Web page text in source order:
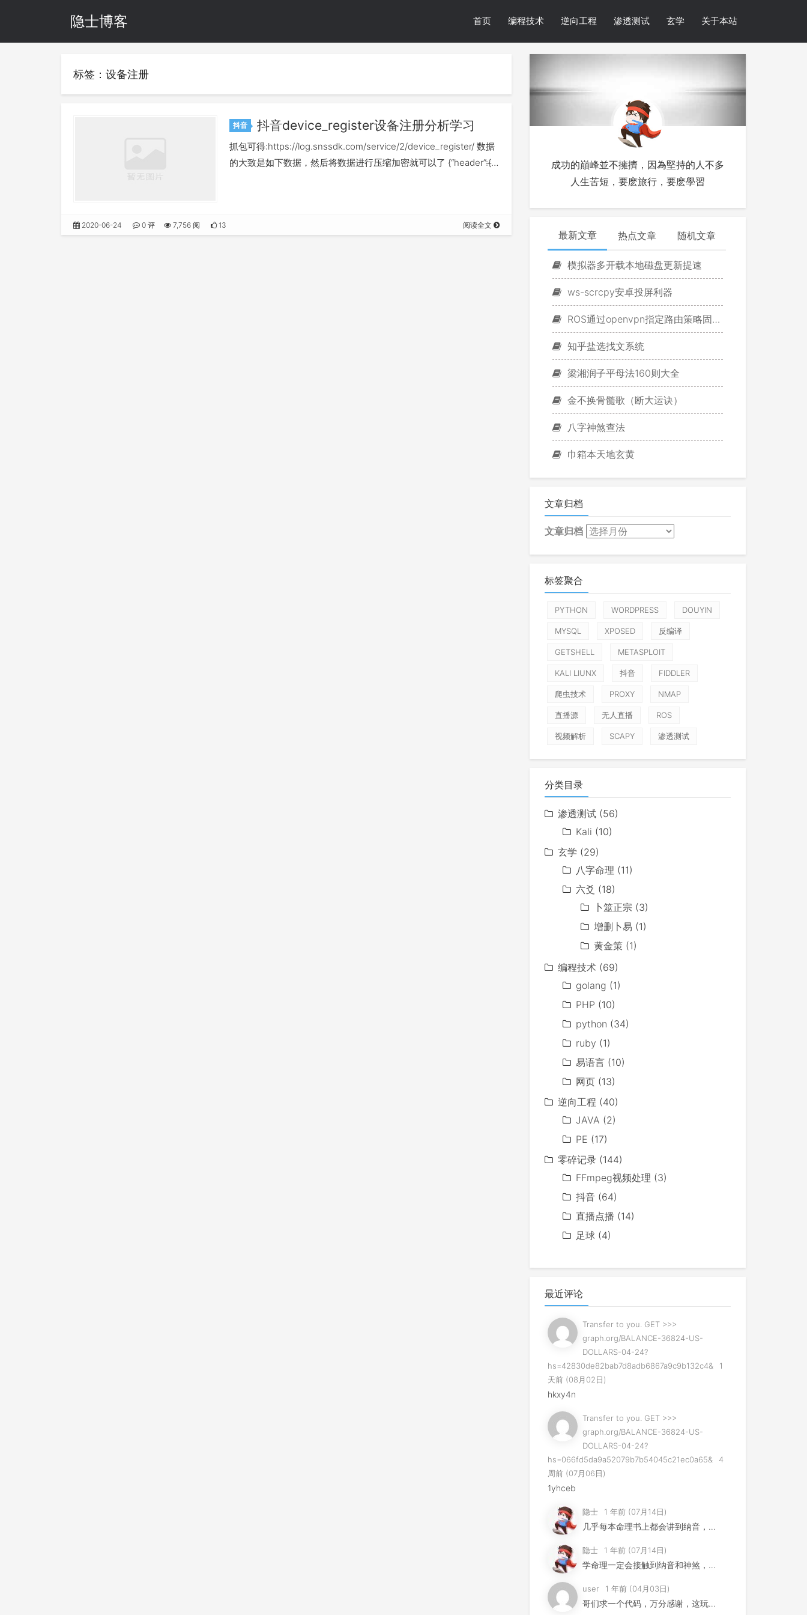
隐士博客 首页 编程技术 逆向工程 渗透测试 玄学 关于本站
标签：设备注册
抖音 抖音device_register设备注册分析学习
抓包可得:https://log.snssdk.com/service/2/device_register/ 数据
的大致是如下数据，然后将数据进行压缩加密就可以了 {“header”:{̶…
2020-06-24 0 评 7,756 阅 13 阅读全文
成功的巔峰並不擁擠，因為堅持的人不多
人生苦短，要麽旅行，要麽學習
最新文章 热点文章 随机文章
模拟器多开载本地磁盘更新提速
ws-scrcpy安卓投屏利器
ROS通过openvpn指定路由策略固定游戏IP
知乎盐选找文系统
梁湘润子平母法160则大全
金不换骨髓歌（断大运诀）
八字神煞查法
巾箱本天地玄黄
文章归档
文章归档
标签聚合
PYTHON WORDPRESS DOUYIN
MYSQL XPOSED 反编译
GETSHELL METASPLOIT
KALI LIUNX 抖音 FIDDLER
爬虫技术 PROXY NMAP
直播源 无人直播 ROS
视频解析 SCAPY 渗透测试
分类目录
渗透测试 (56)
Kali (10)
玄学 (29)
八字命理 (11)
六爻 (18)
卜筮正宗 (3)
增删卜易 (1)
黄金策 (1)
编程技术 (69)
golang (1)
PHP (10)
python (34)
ruby (1)
易语言 (10)
网页 (13)
逆向工程 (40)
JAVA (2)
PE (17)
零碎记录 (144)
FFmpeg视频处理 (3)
抖音 (64)
直播点播 (14)
足球 (4)
最近评论
Transfer to you. GET >>>
graph.org/BALANCE-36824-US-
DOLLARS-04-24?
hs=42830de82bab7d8adb6867a9c9b132c4&
1
天前 (08月02日)
hkxy4n
Transfer to you. GET >>>
graph.org/BALANCE-36824-US-
DOLLARS-04-24?
hs=066fd5da9a52079b7b54045c21ec0a65&
4
周前 (07月06日)
1yhceb
隐士 1 年前 (07月14日)
几乎每本命理书上都会讲到纳音，但是其用法早已失传，许多易学家...
隐士 1 年前 (07月14日)
学命理一定会接触到纳音和神煞，这节不是要讲纳音神煞，而是要告...
user 1 年前 (04月03日)
哥们求一个代码，万分感谢，这玩意找两三天了